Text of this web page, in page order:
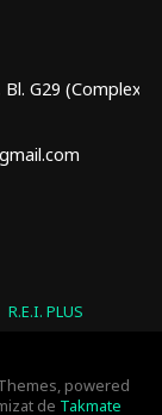
G29 (Complex
R.E.I. PLUS
powered
de Takmate